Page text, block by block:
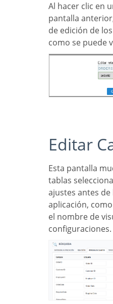
Al hacer clic en una conexión, de la
pantalla
de edición de
como se puede
Editar
Esta pantalla muestra los campos de las
tablas
ajustes antes
aplicación,
el nombre de
configuraciones.